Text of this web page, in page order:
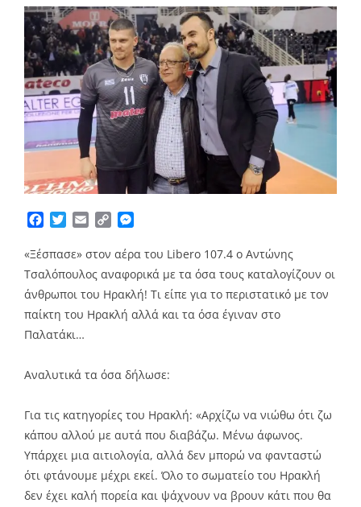
Facebook
TwitterEmailCopy
«Ξέσπασε» στον αέρα του Libero 107.4 ο Αντώνης
Τσαλόπουλος αναφορικά με τα όσα τους καταλογίζουν οι
άνθρωποι του Ηρακλή! Τι είπε για το περιστατικό με τον
παίκτη του Ηρακλή αλλά και τα όσα έγιναν στο
Παλατάκι…
Αναλυτικά τα όσα δήλωσε:
Για τις κατηγορίες του Ηρακλή: «Αρχίζω να νιώθω ότι ζω
κάπου αλλού με αυτά που διαβάζω. Μένω άφωνος.
Υπάρχει μια αιτιολογία, αλλά δεν μπορώ να φανταστώ
ότι φτάνουμε μέχρι εκεί. Όλο το σωματείο του Ηρακλή
δεν έχει καλή πορεία και ψάχνουν να βρουν κάτι που θα